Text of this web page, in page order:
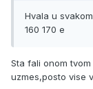
Hvala u
160 170 e
Sta fali onom
uzmes,posto vise